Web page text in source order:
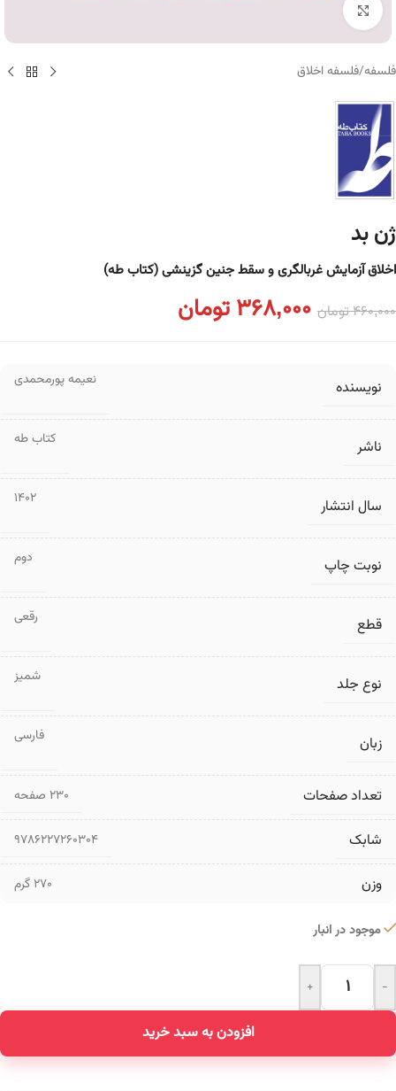
برای بزرگنمایی کلیک کنید
فلسفه/فلسفه اخلاق
ژن بد
اخلاق آزمایش غربالگری و سقط جنین گزینشی (کتاب طه)
460,000تومان 368,000تومان
نویسنده نعیمه پورمحمدی
ناشر کتاب طه
سال انتشار 1402
نوبت چاپ دوم
قطع رقعی
نوع جلد شمیز
زبان فارسی
تعداد صفحات ۲۳۰ صفحه
شابک 9786227260304
وزن 270 گرم
موجود در انبار
-
+
افزودن به سبد خرید
Alternative: